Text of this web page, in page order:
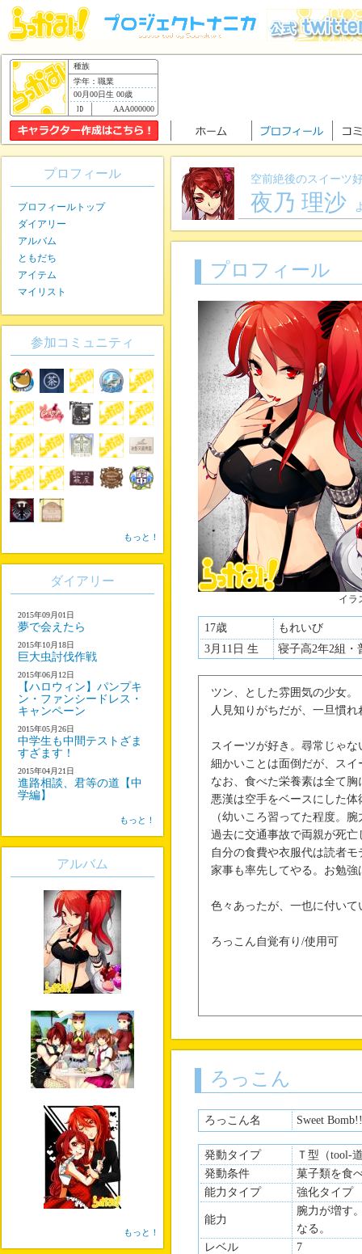
種族
学年：職業
00月00日生 00歳
AAA000000
空前絶後のスイーツ
夜乃 理沙
プロフィール
イラ
17歳
もれいび
3月11日 生
寝子高2年2組・
ツン、とした雰囲気の少女。
人見知りがちだが、一旦慣
スイーツが好き。尋常じゃ
細かいことは面倒だが、ス
なお、食べた栄養素は全て胸
悪漢は空手をベースにした体
（幼いころ習ってた程度。
過去に交通事故で両親が死
自分の食費や衣服代は読者
家事も率先してやる。お勉強
色々あったが、一也に付い
ろっこん自覚有り/使用可
ろっこん
ろっこん名 Sweet
発動タイプ
Ｔ型（tool-
発動条件
菓子類を食
能力タイプ
強化タイプ
能力
腕力が増す
なる。
レベル
7
プロフィール
プロフィールトップ
ダイアリー
アルバム
ともだち
アイテム
マイリスト
参加コミュニティ
もっと！
ダイアリー
2015年09月01日
夢で会えたら
2015年10月18日
巨大虫討伐作戦
2015年06月12日
【ハロウィン】パンプキ
ン・ファンシードレス・
キャンペーン
2015年05月26日
中学生も中間テストざま
すざます！
2015年04月21日
進路相談、君等の道【中
学編】
もっと！
アルバム
もっと！